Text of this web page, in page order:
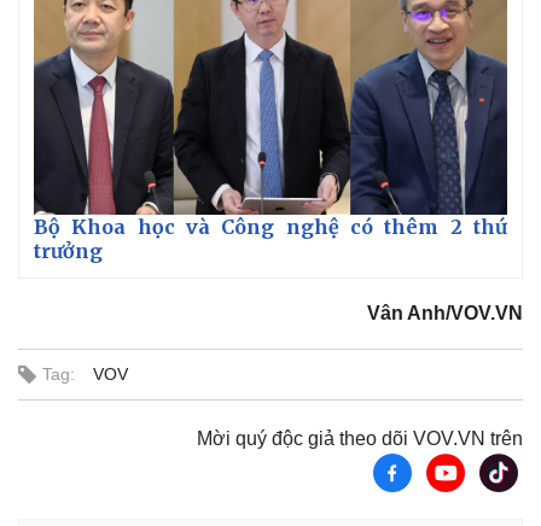
Bộ Khoa học và Công nghệ có thêm 2 thứ
trưởng
Vân Anh/VOV.VN
Tag: VOV
Mời quý độc giả theo dõi VOV.VN trên